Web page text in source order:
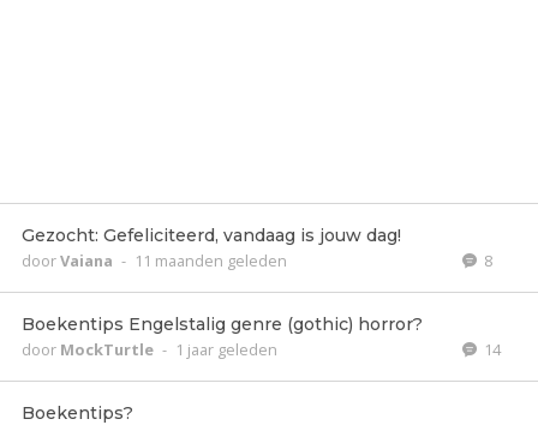
Gezocht: Gefeliciteerd, vandaag is jouw dag!
doorVaiana - 11 maanden geleden 8
Boekentips Engelstalig genre (gothic) horror?
door MockTurtle - 1 jaar geleden 14
Boekentips?